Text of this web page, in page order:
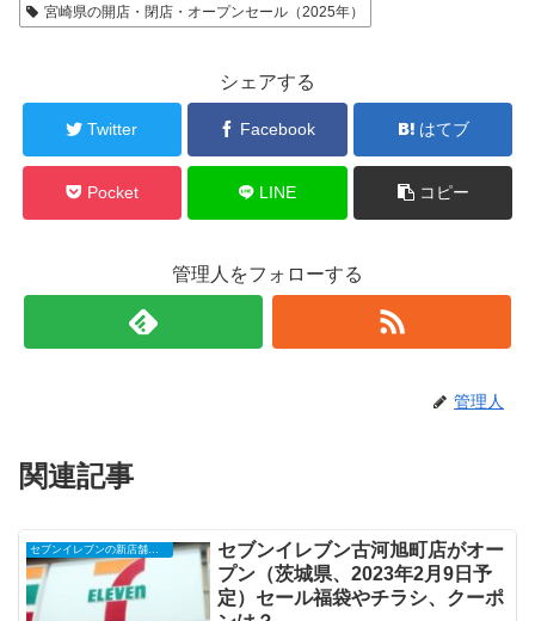
宮崎県の開店・閉店・オープンセール（2025年）
シェアする
Twitter Facebook はてブ
Pocket LINE コピー
管理人をフォローする
管理人
関連記事
セブンイレブン古河旭町店がオー
プン（茨城県、2023年2月9日予
定）セール福袋やチラシ、クーポ